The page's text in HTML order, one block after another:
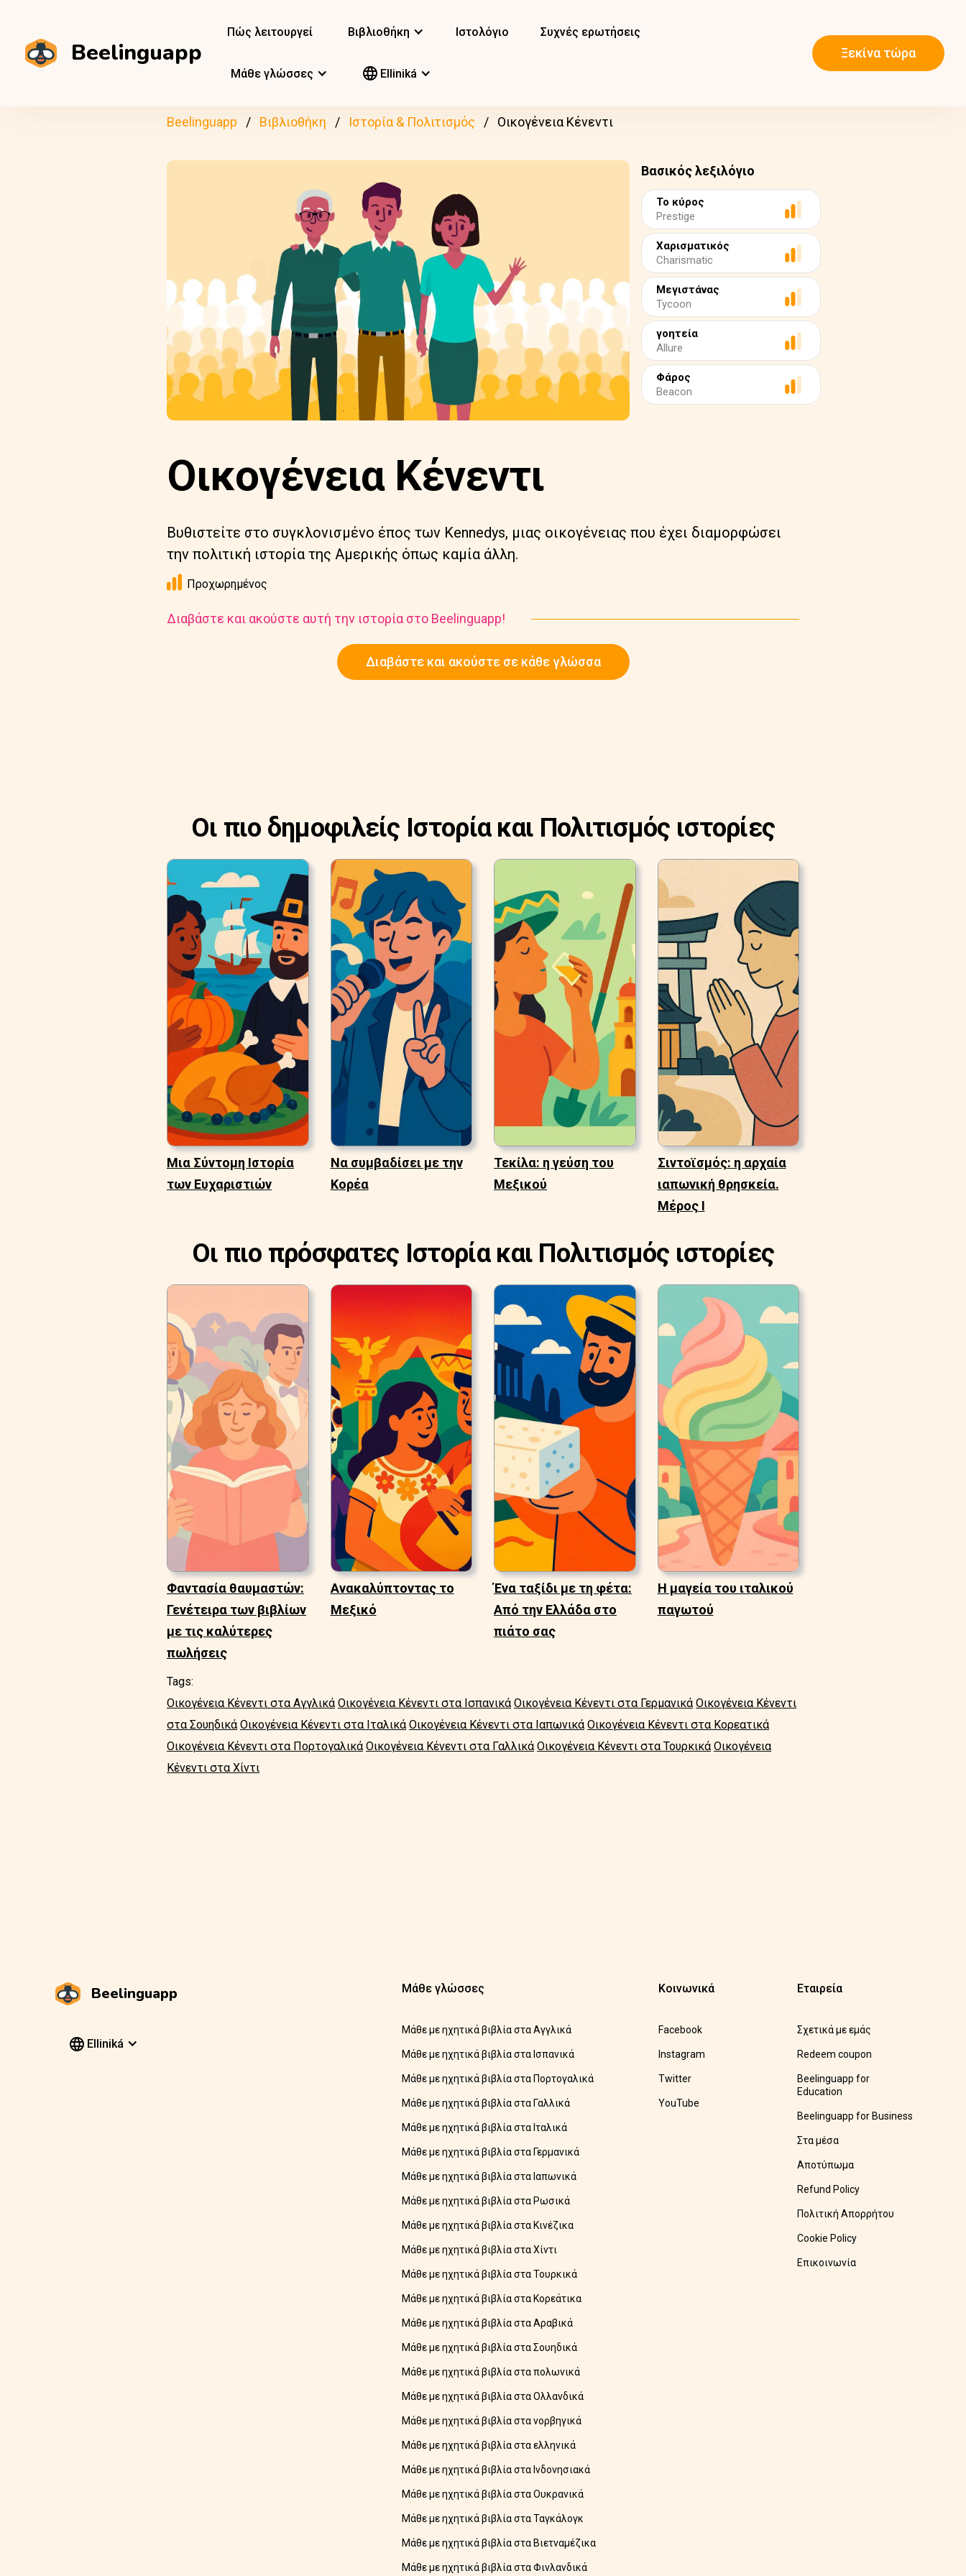
Beelinguapp
Πώς λειτουργεί Βιβλιοθήκη Ιστολόγιο Συχνές ερωτήσεις
Μάθε γλώσσες Elliniká
Ξεκίνα τώρα
Beelinguapp Βιβλιοθήκη Ιστορία & Πολιτισμός Οικογένεια Κένεντι
Βασικός λεξιλόγιο
Το κύρος
Prestige
Χαρισματικός
Charismatic
Μεγιστάνας
Tycoon
γοητεία
Allure
Φάρος
Beacon
Οικογένεια Κένεντι
Βυθιστείτε στο συγκλονισμένο έπος των Kennedys, μιας οικογένειας που έχει διαμορφώσει
την πολιτική ιστορία της Αμερικής όπως καμία άλλη.
Προχωρημένος
Διαβάστε και ακούστε αυτή την ιστορία στο Beelinguapp!
Διαβάστε και ακούστε σε κάθε γλώσσα
Οι πιο δημοφιλείς Ιστορία και Πολιτισμός ιστορίες
Μια Σύντομη Ιστορία
των Ευχαριστιών
Να συμβαδίσει με την
Κορέα
Τεκίλα: η γεύση του
Μεξικού
Σιντοϊσμός: η αρχαία
ιαπωνική θρησκεία.
Μέρος Ι
Οι πιο πρόσφατες Ιστορία και Πολιτισμός ιστορίες
Φαντασία θαυμαστών:
Γενέτειρα των βιβλίων
με τις καλύτερες
πωλήσεις
Ανακαλύπτοντας το
Μεξικό
Ένα ταξίδι με τη φέτα:
Από την Ελλάδα στο
πιάτο σας
Η μαγεία του ιταλικού
παγωτού
Tags:
Οικογένεια Κένεντι στα Αγγλικά Οικογένεια Κένεντι στα Ισπανικά Οικογένεια Κένεντι στα Γερμανικά Οικογένεια Κένεντι
στα Σουηδικά Οικογένεια Κένεντι στα Ιταλικά Οικογένεια Κένεντι στα Ιαπωνικά Οικογένεια Κένεντι στα Κορεατικά
Οικογένεια Κένεντι στα Πορτογαλικά Οικογένεια Κένεντι στα Γαλλικά Οικογένεια Κένεντι στα Τουρκικά Οικογένεια
Κένεντι στα Χίντι
Beelinguapp
Elliniká
Μάθε γλώσσες
Μάθε με ηχητικά βιβλία στα Αγγλικά
Μάθε με ηχητικά βιβλία στα Ισπανικά
Μάθε με ηχητικά βιβλία στα Πορτογαλικά
Μάθε με ηχητικά βιβλία στα Γαλλικά
Μάθε με ηχητικά βιβλία στα Ιταλικά
Μάθε με ηχητικά βιβλία στα Γερμανικά
Μάθε με ηχητικά βιβλία στα Ιαπωνικά
Μάθε με ηχητικά βιβλία στα Ρωσικά
Μάθε με ηχητικά βιβλία στα Κινέζικα
Μάθε με ηχητικά βιβλία στα Χίντι
Μάθε με ηχητικά βιβλία στα Τουρκικά
Μάθε με ηχητικά βιβλία στα Κορεάτικα
Μάθε με ηχητικά βιβλία στα Αραβικά
Μάθε με ηχητικά βιβλία στα Σουηδικά
Μάθε με ηχητικά βιβλία στα πολωνικά
Μάθε με ηχητικά βιβλία στα Ολλανδικά
Μάθε με ηχητικά βιβλία στα νορβηγικά
Μάθε με ηχητικά βιβλία στα ελληνικά
Μάθε με ηχητικά βιβλία στα Ινδονησιακά
Μάθε με ηχητικά βιβλία στα Ουκρανικά
Μάθε με ηχητικά βιβλία στα Ταγκάλογκ
Μάθε με ηχητικά βιβλία στα Βιετναμέζικα
Μάθε με ηχητικά βιβλία στα Φινλανδικά
Κοινωνικά
Facebook
Instagram
Twitter
YouTube
Εταιρεία
Σχετικά με εμάς
Redeem coupon
Beelinguapp for
Education
Beelinguapp for Business
Στα μέσα
Αποτύπωμα
Refund Policy
Πολιτική Απορρήτου
Cookie Policy
Επικοινωνία